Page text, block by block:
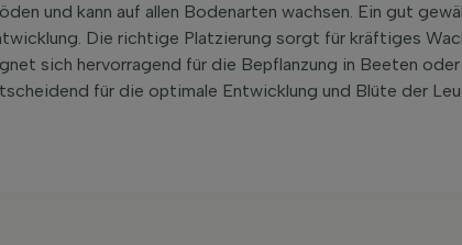
und kann auf allen Bodenarten wachsen. Ein gut
Die richtige Platzierung sorgt für kräftiges
sich hervorragend für die Bepflanzung in Beeten
für die optimale Entwicklung und Blüte der